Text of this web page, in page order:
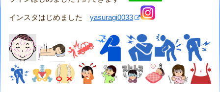
インスタはじめましたyasuragi0033